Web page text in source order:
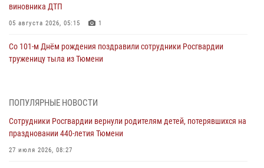
виновника ДТП
05 августа 2026, 05:15 1
Со 101-м Днём рождения поздравили сотрудники Росгвардии
труженицу тыла из Тюмени
Спецназ Росгвардии провел комплексную тренировку в полевых
04 августа 2026, 06:28 4
Тюменские правоохранители провели соревнования по стрельбе
ПОПУЛЯРНЫЕ НОВОСТИ
Сотрудники Росгвардии вернули родителям детей, потерявшихся на
праздновании 440-летия Тюмени
27 июля 2026, 08:27